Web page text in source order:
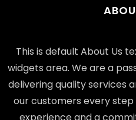
This is default About Us
widgets area. We are a
delivering quality services
our customers every